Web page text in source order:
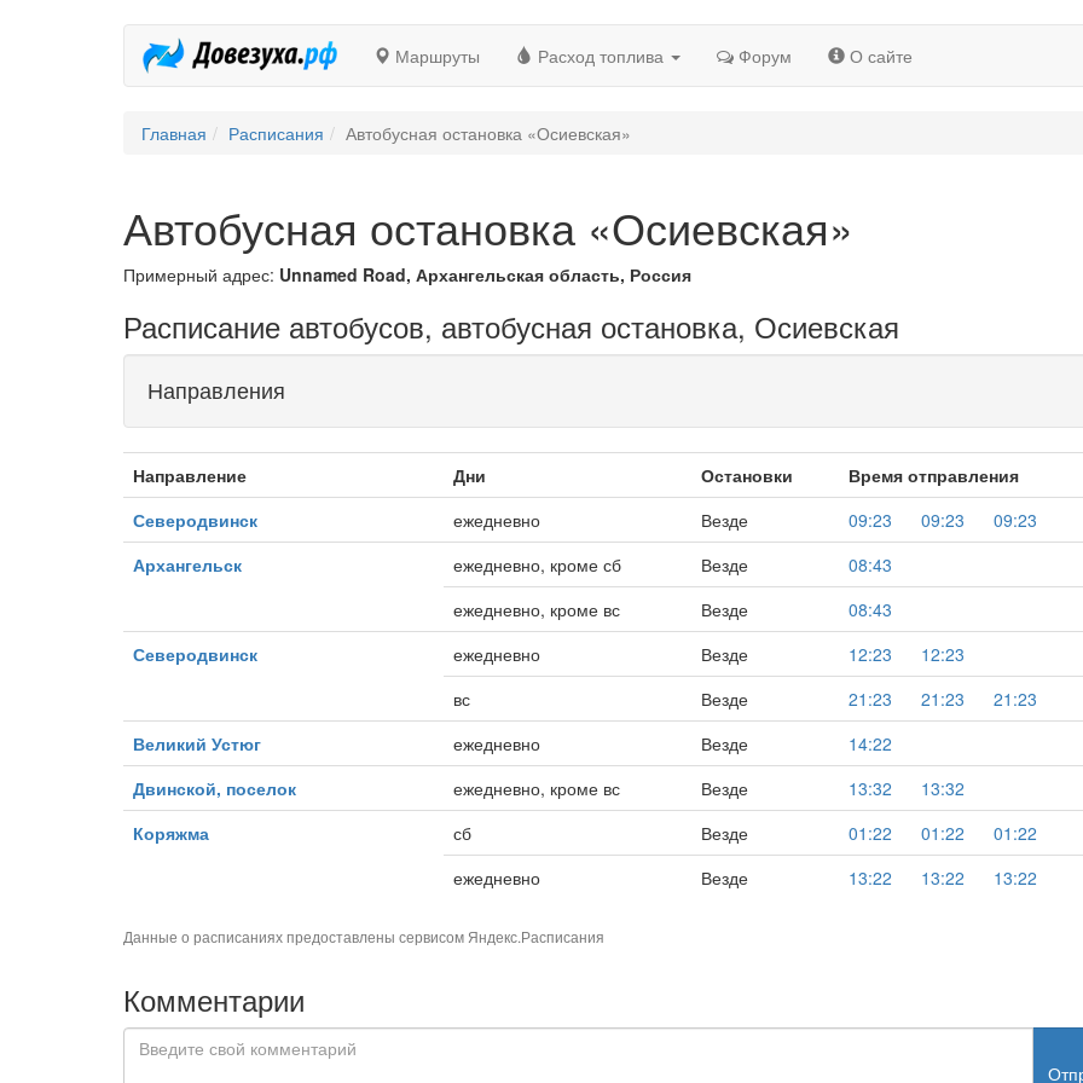
Маршруты Расход топлива Форум О сайте
Главная Расписания Автобусная остановка «Осиевская»
Автобусная остановка «Осиевская»
Примерный адрес: Unnamed Road, Архангельская область, Россия
Расписание автобусов, автобусная остановка, Осиевская
Направления
Направление Дни Остановки
Время отправления
Северодвинск
ежедневно Везде 09:23 09:23
09:23
Архангельск
ежедневно, кроме сб Везде
08:43
ежедневно, кроме вс
Везде
08:43
Северодвинск
ежедневно Везде 12:23
12:23
вс
Везде 21:23 21:23
21:23
Великий Устюг
ежедневно Везде
14:22
Двинской, поселок
ежедневно, кроме вс Везде 13:32
13:32
Коряжма
сб Везде 01:22 01:22
01:22
ежедневно
Везде 13:22 13:22 13:22
Данные о расписаниях предоставлены сервисом Яндекс.Расписания
Комментарии